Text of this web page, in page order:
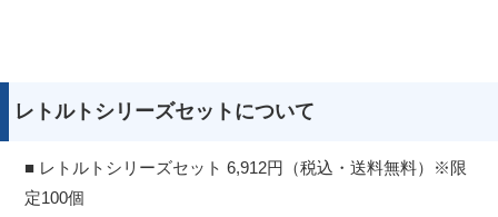
レトルトシリーズセットについて
■ レトルトシリーズセット 6,912円（税込・送料無料）※限
定100個